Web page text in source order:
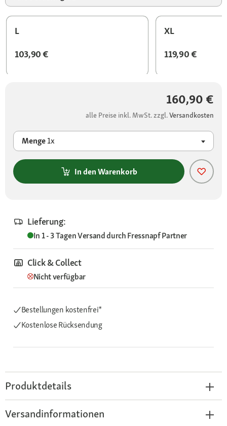
L
103,90 €
XL
119,90 €
160,90 €
alle Preise inkl. MwSt. zzgl.Versandkosten
Menge1x
In den Warenkorb
Lieferung:
In 1 - 3 TagenVersand durchFressnapf Partner
Click & Collect
Nicht verfügbar
Bestellungen kostenfrei*
Kostenlose Rücksendung
Produktdetails
Versandinformationen